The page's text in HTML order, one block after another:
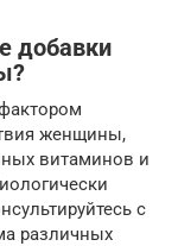
добавки
женщины,
витаминов и
с
различных